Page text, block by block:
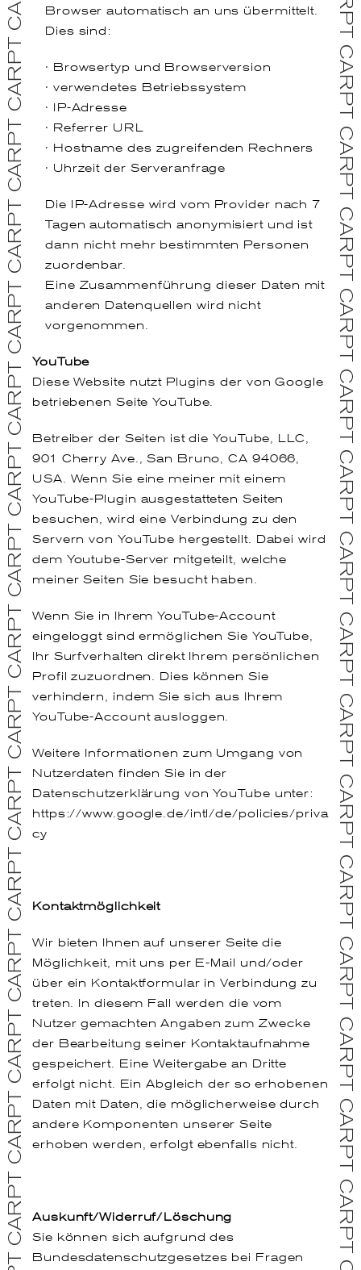
Browser automatisch an uns übermittelt.
Dies sind:
· Browsertyp und Browserversion
· verwendetes Betriebssystem
· IP-Adresse
· Referrer URL
· Hostname des zugreifenden Rechners
· Uhrzeit der Serveranfrage
Die IP-Adresse wird vom Provider nach 7
Tagen automatisch anonymisiert und ist
dann nicht mehr bestimmten Personen
zuordenbar.
Eine Zusammenführung dieser Daten mit
anderen Datenquellen wird nicht
vorgenommen.
YouTube
Diese Website nutzt Plugins der von Google
betriebenen Seite YouTube.
Betreiber der Seiten ist die YouTube, LLC,
901 Cherry Ave., San Bruno, CA 94066,
USA. Wenn Sie eine meiner mit einem
YouTube-Plugin ausgestatteten Seiten
besuchen, wird eine Verbindung zu den
Servern von YouTube hergestellt. Dabei wird
dem Youtube-Server mitgeteilt, welche
meiner Seiten Sie besucht haben.
Wenn Sie in Ihrem YouTube-Account
eingeloggt sind ermöglichen Sie YouTube,
Ihr Surfverhalten direkt Ihrem persönlichen
Profil zuzuordnen. Dies können Sie
verhindern, indem Sie sich aus Ihrem
YouTube-Account ausloggen.
Weitere Informationen zum Umgang von
Nutzerdaten finden Sie in der
Datenschutzerklärung von YouTube unter:
https://www.google.de/intl/de/policies/priva
cy
Kontaktmöglichkeit
Wir bieten Ihnen auf unserer Seite die
Möglichkeit, mit uns per E-Mail und/oder
über ein Kontaktformular in Verbindung zu
treten. In diesem Fall werden die vom
Nutzer gemachten Angaben zum Zwecke
der Bearbeitung seiner Kontaktaufnahme
gespeichert. Eine Weitergabe an Dritte
erfolgt nicht. Ein Abgleich der so erhobenen
Daten mit Daten, die möglicherweise durch
andere Komponenten unserer Seite
erhoben werden, erfolgt ebenfalls nicht.
Auskunft/Widerruf/Löschung
Sie können sich aufgrund des
Bundesdatenschutzgesetzes bei Fragen